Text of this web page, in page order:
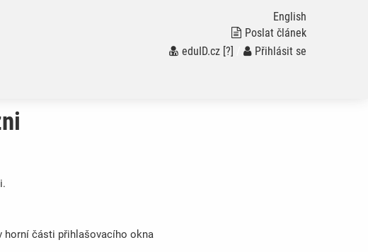
English
Poslat článek
eduID.cz [?] Přihlásit se
horní části přihlašovacího okna